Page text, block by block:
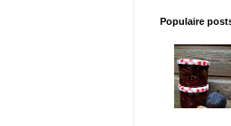
Populaire